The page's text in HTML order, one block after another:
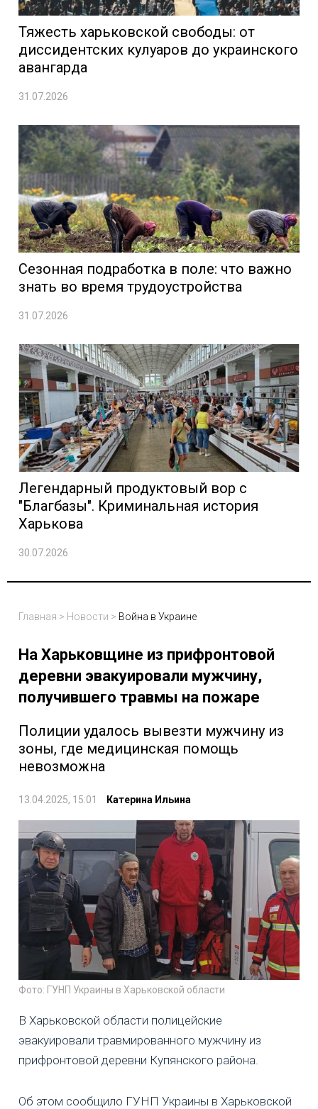
Тяжесть харьковской свободы: от
диссидентских кулуаров до украинского
авангарда
31.07.2026
Сезонная подработка в поле: что важно
знать во время трудоустройства
31.07.2026
Легендарный продуктовый вор с
"Благбазы". Криминальная история
Харькова
30.07.2026
Главная > Новости > Война в Украине
На Харьковщине из прифронтовой
деревни эвакуировали мужчину,
получившего травмы на пожаре
Полиции удалось вывезти мужчину из
зоны, где медицинская помощь
невозможна
13.04.2025, 15:01 Катерина Ильина
Фото: ГУНП Украины в Харьковской области
В Харьковской области полицейские
эвакуировали травмированного мужчину из
прифронтовой деревни Купянского района.
Об этом сообщило ГУНП Украины в Харьковской